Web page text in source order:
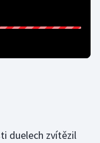
duelech zvítězil